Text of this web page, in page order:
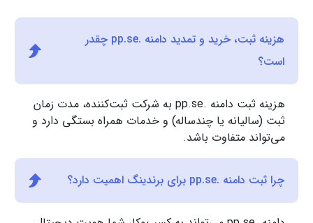
هزینه ثبت، خرید و تمدید دامنه .pp.se چقدر
است؟
هزینه ثبت دامنه .pp.se به شرکت ثبت‌کننده، مدت زمان
ثبت (سالیانه یا چندساله) و خدمات همراه بستگی دارد و
می‌تواند متفاوت باشد.
چرا ثبت دامنه .pp.se برای برندینگ اهمیت دارد؟